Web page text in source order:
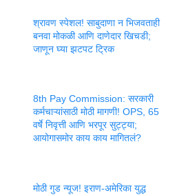
श्रावण स्पेशल! साबुदाणा न भिजवताही
बनवा मोकळी आणि दाणेदार खिचडी;
जाणून घ्या झटपट ट्रिक
8th Pay Commission: सरकारी
कर्मचाऱ्यांसाठी मोठी मागणी! OPS, 65
वर्षे निवृत्ती आणि भरपूर सुट्ट्या;
आयोगासमोर काय काय मागितलं?
मोठी गुड न्यूज! इराण-अमेरिका युद्ध